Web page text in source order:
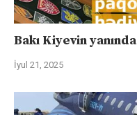
Bakı Kiyevin yanında
İyul 21, 2025